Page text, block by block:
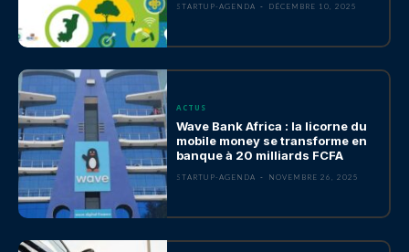
STARTUP-AGENDA - DÉCEMBRE 10, 2025
ACTUS
Wave Bank Africa : la licorne du
mobile money se transforme en
banque à 20 milliards FCFA
STARTUP-AGENDA - NOVEMBRE 26, 2025